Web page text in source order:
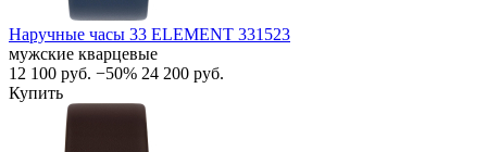
Наручные часы 33 ELEMENT 331523
мужские кварцевые
12 100 руб. −50% 24 200 руб.
Купить